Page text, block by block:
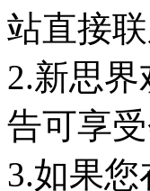
站直接
2.新思
告可享
3.如果